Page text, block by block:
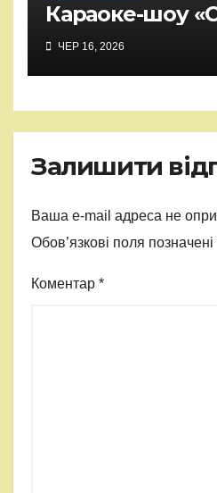
Караоке-шоу
ЧЕР 16, 2026
Залишити
Ваша e-mail адреса не
Обов’язкові поля позначені
Коментар *